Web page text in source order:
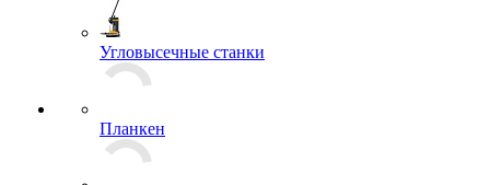
Угловысечные станки
Планкен